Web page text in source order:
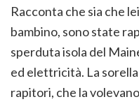
Racconta che sia che
bambino, sono state
sperduta isola del
ed elettricità. La
rapitori, che la